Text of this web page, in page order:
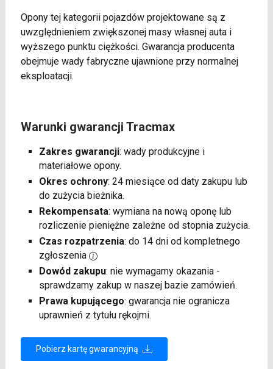
Opony tej kategorii pojazdów projektowane są z
uwzględnieniem zwiększonej masy własnej auta i
wyższego punktu ciężkości. Gwarancja producenta
obejmuje wady fabryczne ujawnione przy normalnej
eksploatacji.
Warunki gwarancji Tracmax
Zakres gwarancji: wady produkcyjne i
materiałowe opony.
Okres ochrony: 24 miesiące od daty zakupu lub
do zużycia bieżnika.
Rekompensata: wymiana na nową oponę lub
rozliczenie pieniężne zależne od stopnia zużycia.
Czas rozpatrzenia: do 14 dni od kompletnego
zgłoszenia
Dowód zakupu: nie wymagamy okazania -
sprawdzamy zakup w naszej bazie zamówień.
Prawa kupującego: gwarancja nie ogranicza
uprawnień z tytułu rękojmi.
Pobierz kartę gwarancyjną